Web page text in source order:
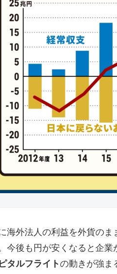
海外法人の利益を外貨の
今後も円が安くなると企
タルフライトの動きが強ま